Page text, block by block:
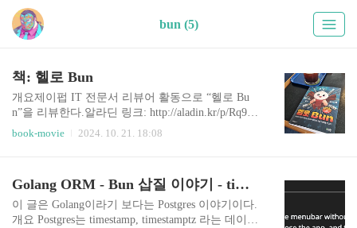
bun (5)
책: 헬로 Bun
개요제이펍 IT 전문서 리뷰어 활동으로 “헬로 Bu
n”을 리뷰한다.알라딘 링크: http://aladin.kr/p/Rq9yC
들어가며자바스크립트는 메인으로 업무에서 다루
해 Node.js와 경쟁하는 런타임 환경으로 Deno, Bun
이야기를 스쳐들었는데 이번에 Bun을 소개하는 책
을 서평할 기회가 생겨서 얼른 신청했다.TL;DRBun
book-movie 2024. 10. 21. 18:08
Golang ORM - Bun 삽질 이야기 - timestamp 와 timestamptz
이 글은 Golang이라기 보다는 Postgres 이야기이다.
개요 Postgres는 timestamp, timestamptz 라는 데이터